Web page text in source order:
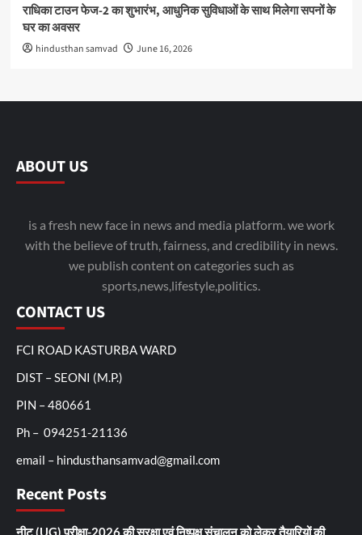
राधिका टाउन फेज-2 का शुभारंभ, आधुनिक सुविधाओं के साथ मिलेगा सपनों के
घर का अवसर
hindusthan samvad June 16, 2026
ABOUT US
is a fresh new face in news and media platform. we work
with the believe of truth, fairness, and credibility in news.
we publish content on categories such as
sports,news,lifestyle,politics.
CONTACT US
FCI ROAD KASTURBA WARD
DIST – SEONI (M.P.)
PIN – 480661
Ph – 094251-21136
email – hindusthansamvad@gmail.com
Recent Posts